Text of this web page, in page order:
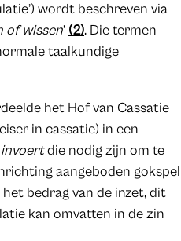
wordt beschreven via
of wissen’ (2). Die termen
taalkundige
het Hof van Cassatie
in cassatie) in een
invoertdie nodig zijn om te
aangeboden gokspel
bedrag van de inzet, dit
kan omvatten in de zin